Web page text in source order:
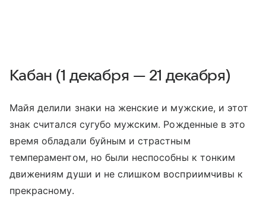
Кабан (1 декабря — 21 декабря)
Майя делили знаки на женские и мужские, и этот
знак считался сугубо мужским. Рожденные в это
время обладали буйным и страстным
темпераментом, но были неспособны к тонким
движениям души и не слишком восприимчивы к
прекрасному.